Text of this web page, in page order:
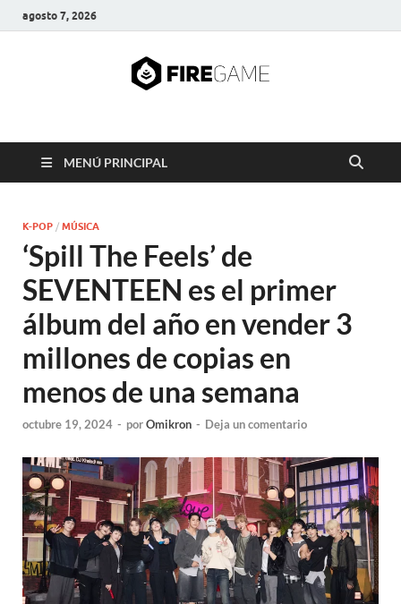
agosto 7, 2026
FIRE GAME
MENÚ PRINCIPAL
K-POP / MÚSICA
‘Spill The Feels’ de
SEVENTEEN es el primer
álbum del año en vender 3
millones de copias en
menos de una semana
octubre 19, 2024 - porOmikron - Deja un comentario